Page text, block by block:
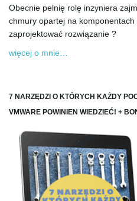
Obecnie pelnię rolę inzyniera
chmury opartej na
zaprojektować rozwiązanie ?
więcej o mnie…
7 NARZĘDZI O KTÓRYCH KAŻDY
VMWARE POWINIEN WIEDZIEĆ! +